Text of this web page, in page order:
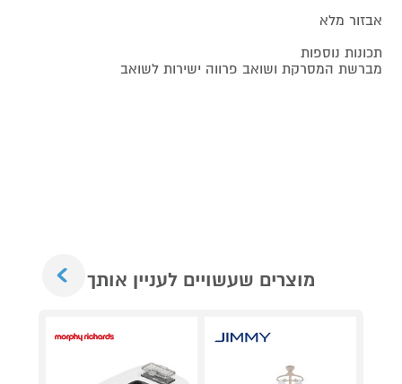
אבזור מלא
תכונות נוספות
מברשת המסרקת ושואב פרווה ישירות לשואב
מוצרים שעשויים לעניין אותך